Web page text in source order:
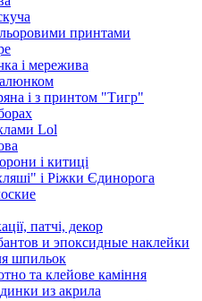
принтами
і мережива
і з принтом "Тигр"
Lol
і китиці
і Ріжки Єдинорога
патчі, декор
и эпоксидные наклейки
шпильок
та клейове каміння
из акрила